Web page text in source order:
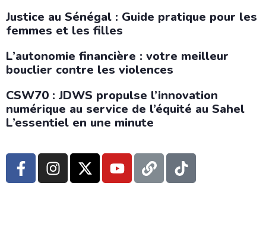
Justice au Sénégal : Guide pratique pour les
femmes et les filles
L’autonomie financière : votre meilleur
bouclier contre les violences
CSW70 : JDWS propulse l’innovation
numérique au service de l’équité au Sahel
L’essentiel en une minute